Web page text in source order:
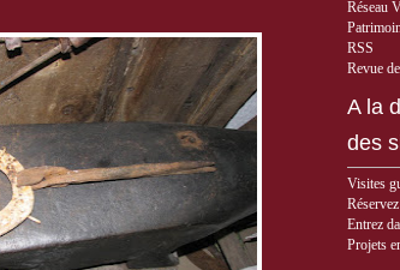
Réseau
RSS
Revue
A la
des
Visites
Entrez
Projets